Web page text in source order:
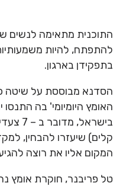
התוכנית מתאימה לנשים
להתפתח, להיות
בתפקידן בארגון.
קלים) שיעזרו להבחין,
המקום אליו את רוצה
טל פריבנר, חוקרת אומץ